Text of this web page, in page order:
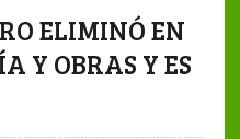
ELIMINÓ EN
Y OBRAS Y ES